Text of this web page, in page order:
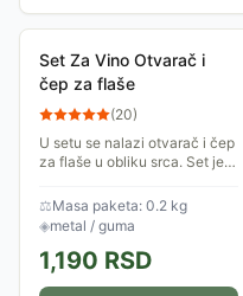
Set Za Vino Otvarač i
čep za flaše
(20)
U setu se nalazi otvarač i čep
za flaše u obliku srca. Set je
ukrasnom mašnom.
⚖Masa paketa: 0.2 kg
◈metal / guma
1,190 RSD